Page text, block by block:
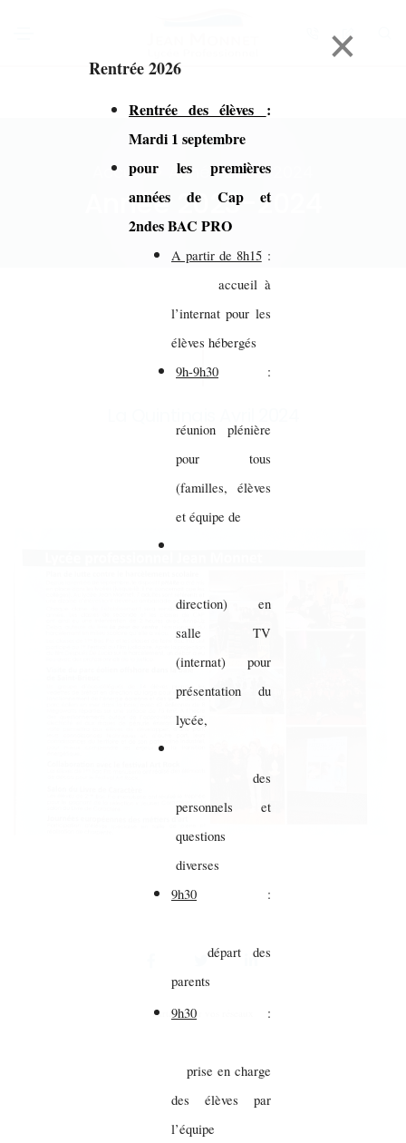
×
Rentrée 2026
Rentrée des élèves :
Mardi 1 septembre
pour les premières
années de Cap et
2ndes BAC PRO
A partir de 8h15:
accueil à
l’internat pour les
élèves hébergés
9h-9h30 :
réunion plénière
pour tous
(familles, élèves
et équipe de
direction) en
salle TV
(internat) pour
présentation du
lycée,
des
personnels et
questions
diverses
9h30 :
départ des
parents
9h30 :
prise en charge
des élèves par
l’équipe
Accueil > Année 2023-2024
Année 2023-2024
Partager sur vos réseaux